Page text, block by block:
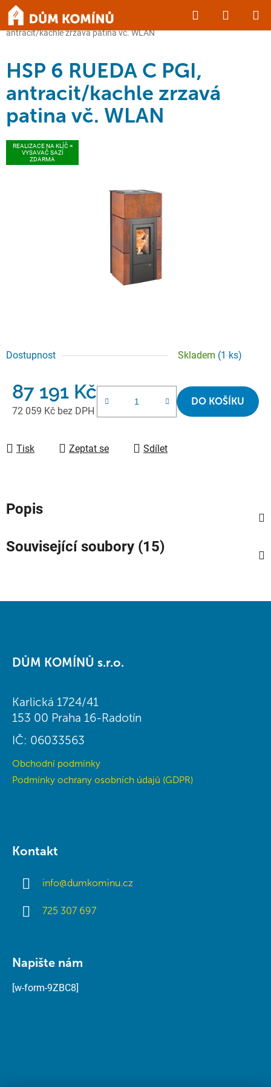
Přejít
obsah
Hledat
KOŠÍK
Domů /KRBY a KAMNA / Peletová kamna
HSP 6 RUEDA C PGI,
antracit/kachle zrzavá patina vč. WLAN
Dostupnost Skladem (1 ks)
87 191 Kč
72 059 Kč bez DPH
DO KOŠÍKU
Tisk Zeptat se Sdílet
HSP 6 RUEDA C PGI,
antracit/kachle zrzavá
patina vč. WLAN
REALIZACE NA KLÍČ =
VYSAVAČ SAZÍ
ZDARMA
Popis
Související soubory (15)
DŮM KOMÍNŮ s.r.o.
Karlická 1724/41
153 00 Praha 16-Radotín
IČ: 06033563
Obchodní podmínky
Podmínky ochrany osobních údajů (GDPR)
Kontakt
info@dumkominu.cz
725 307 697
Napište nám
[w-form-9ZBC8]